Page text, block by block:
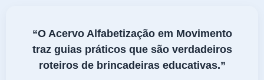
“O Acervo Alfabetização em Movimento
traz guias práticos que são verdadeiros
roteiros de brincadeiras educativas.”